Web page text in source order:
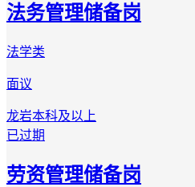
法务管理储备岗
法学类
面议
龙岩本科及以上
已过期
劳资管理储备岗